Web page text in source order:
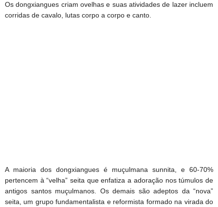
Os dongxiangues criam ovelhas e suas atividades de lazer incluem
corridas de cavalo, lutas corpo a corpo e canto.
A maioria dos dongxiangues é muçulmana sunnita, e 60-70%
pertencem à “velha” seita que enfatiza a adoração nos túmulos de
antigos santos muçulmanos. Os demais são adeptos da “nova”
seita, um grupo fundamentalista e reformista formado na virada do